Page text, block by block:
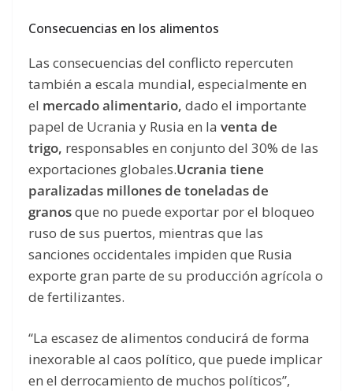
Consecuencias en los alimentos
Las consecuencias del conflicto repercuten
también a escala mundial, especialmente en
el mercado alimentario, dado el importante
papel de Ucrania y Rusia en la venta de
trigo, responsables en conjunto del 30% de las
exportaciones globales.Ucrania tiene
paralizadas millones de toneladas de
granosque no puede exportar por el bloqueo
ruso de sus puertos, mientras que las
sanciones occidentales impiden que Rusia
exporte gran parte de su producción agrícola o
de fertilizantes.
“La escasez de alimentos conducirá de forma
inexorable al caos político, que puede implicar
en el derrocamiento de muchos políticos”,